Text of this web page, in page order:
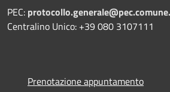
PEC:
Centralino Unico: +39 080 3107111
Prenotazione appuntamento